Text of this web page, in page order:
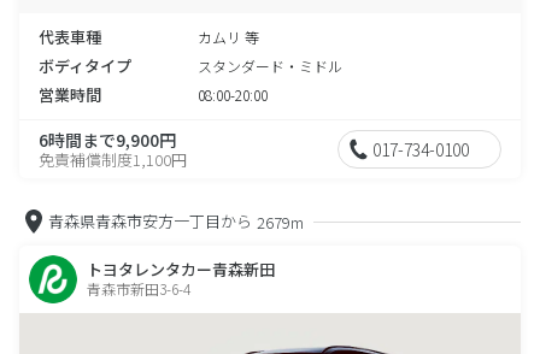
代表車種 カムリ 等
ボディタイプ スタンダード・ミドル
営業時間 08:00-20:00
6時間まで9,900円
免責補償制度1,100円 017-734-0100
青森県青森市安方一丁目から 2679m
トヨタレンタカー青森新田
青森市新田3-6-4